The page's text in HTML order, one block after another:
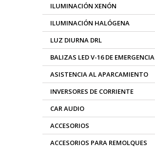
ILUMINACIÓN XENÓN
ILUMINACIÓN HALÓGENA
LUZ DIURNA DRL
BALIZAS LED V-16 DE EMERGENCIA
ASISTENCIA AL APARCAMIENTO
INVERSORES DE CORRIENTE
CAR AUDIO
ACCESORIOS
ACCESORIOS PARA REMOLQUES